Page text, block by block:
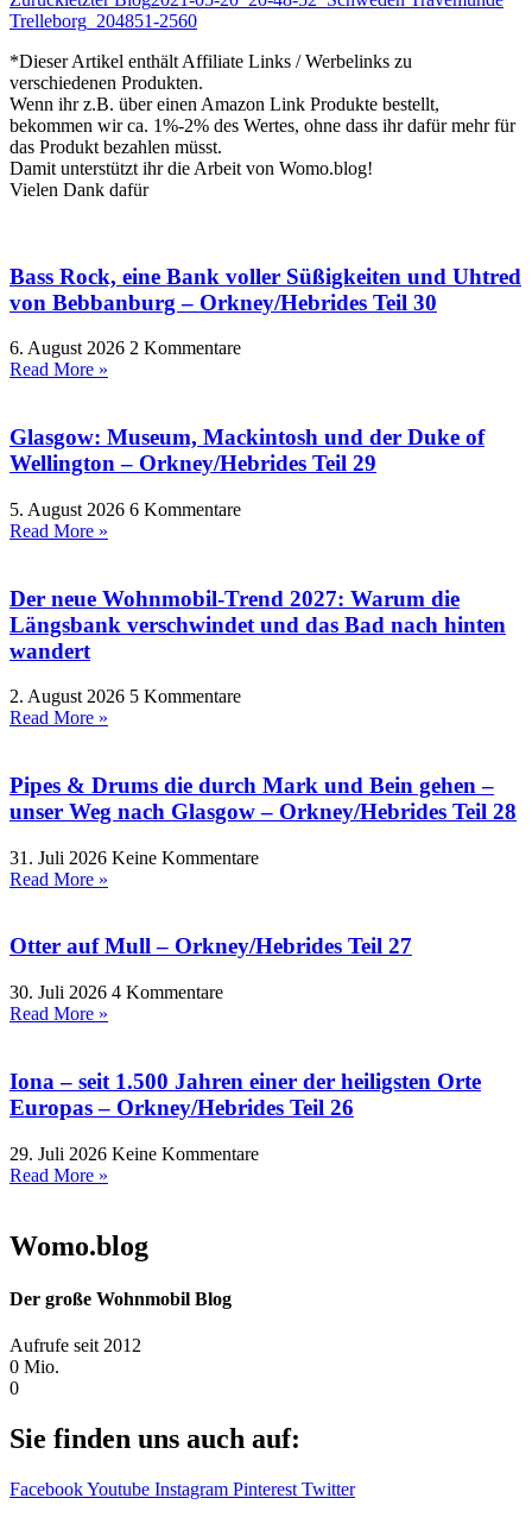
Trelleborg_204851-2560
*Dieser Artikel enthält Affiliate Links / Werbelinks zu
verschiedenen Produkten.
Wenn ihr z.B. über einen Amazon Link Produkte bestellt,
bekommen wir ca. 1%-2% des Wertes, ohne dass ihr dafür mehr für
das Produkt bezahlen müsst.
Damit unterstützt ihr die Arbeit von Womo.blog!
Vielen Dank dafür
Bass Rock, eine Bank voller Süßigkeiten und Uhtred
von Bebbanburg – Orkney/Hebrides Teil 30
6. August 2026 2 Kommentare
Read More »
Glasgow: Museum, Mackintosh und der Duke of
Wellington – Orkney/Hebrides Teil 29
5. August 2026 6 Kommentare
Read More »
Der neue Wohnmobil-Trend 2027: Warum die
Längsbank verschwindet und das Bad nach hinten
wandert
2. August 2026 5 Kommentare
Read More »
Pipes & Drums die durch Mark und Bein gehen –
unser Weg nach Glasgow – Orkney/Hebrides Teil 28
31. Juli 2026 Keine Kommentare
Read More »
Otter auf Mull – Orkney/Hebrides Teil 27
30. Juli 2026 4 Kommentare
Read More »
Iona – seit 1.500 Jahren einer der heiligsten Orte
Europas – Orkney/Hebrides Teil 26
29. Juli 2026 Keine Kommentare
Read More »
Womo.blog
Der große Wohnmobil Blog​
Aufrufe seit 2012
0 Mio.
0
Sie finden uns auch auf:
FacebookYoutube Instagram Pinterest Twitter